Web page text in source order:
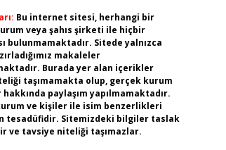
Bu internet sitesi, herhangi bir
veya şahıs şirketi ile hiçbir
bulunmamaktadır. Sitede yalnızca
makaleler
Burada yer alan içerikler
taşımamakta olup, gerçek kurum
paylaşım yapılmamaktadır.
ve kişiler ile isim benzerlikleri
tesadüfidir. Sitemizdeki bilgiler taslak
ve tavsiye niteliği taşımazlar.